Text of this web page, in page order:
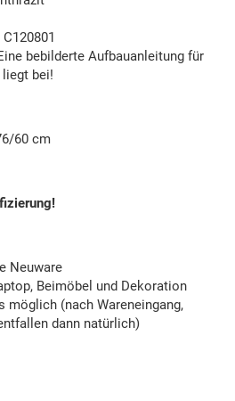
bebilderte Aufbauanleitung für
bei!
60 cm
Neuware
Beimöbel und Dekoration
möglich (nach Wareneingang,
dann natürlich)